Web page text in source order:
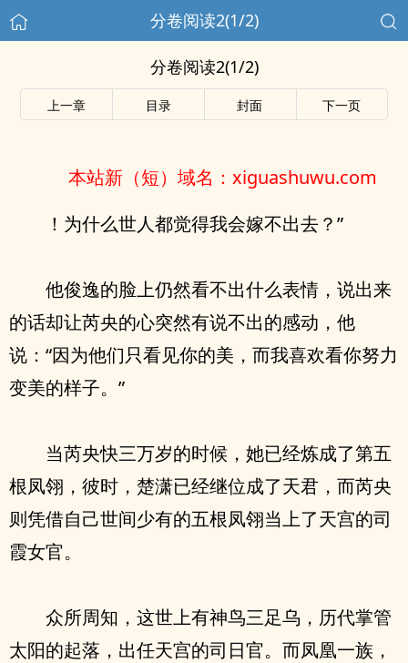
分卷阅读2(1/2)
分卷阅读2(1/2)
上一章 目录 封面 下一页
本站新（短）域名：xiguashuwu.com
！为什么世人都觉得我会嫁不出去？”
他俊逸的脸上仍然看不出什么表情，说出来
的话却让芮央的心突然有说不出的感动，他
说：“因为他们只看见你的美，而我喜欢看你努力
变美的样子。”
当芮央快三万岁的时候，她已经炼成了第五
根凤翎，彼时，楚潇已经继位成了天君，而芮央
则凭借自己世间少有的五根凤翎当上了天宫的司
霞女官。
众所周知，这世上有神鸟三足乌，历代掌管
太阳的起落，出任天宫的司日官。而凤凰一族，